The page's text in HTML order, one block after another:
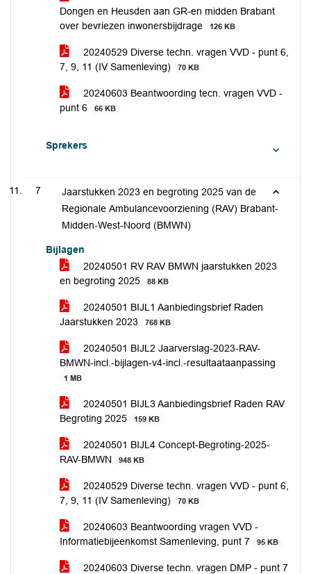
Dongen en Heusden aan GR-en midden Brabant
over bevriezen inwonersbijdrage
126 KB
20240529 Diverse techn. vragen VVD - punt 6,
7, 9, 11 (IV Samenleving)
70 KB
20240603 Beantwoording tecn. vragen VVD -
punt 6
66 KB
Sprekers
7
Jaarstukken 2023 en begroting 2025 van de
Regionale Ambulancevoorziening (RAV) Brabant-
Midden-West-Noord (BMWN)
Bijlagen
20240501 RV RAV BMWN jaarstukken 2023
en begroting 2025
88 KB
20240501 BIJL1 Aanbiedingsbrief Raden
Jaarstukken 2023
768 KB
20240501 BIJL2 Jaarverslag-2023-RAV-
BMWN-incl.-bijlagen-v4-incl.-resultaataanpassing
1 MB
20240501 BIJL3 Aanbiedingsbrief Raden RAV
Begroting 2025
159 KB
20240501 BIJL4 Concept-Begroting-2025-
RAV-BMWN
948 KB
20240529 Diverse techn. vragen VVD - punt 6,
7, 9, 11 (IV Samenleving)
70 KB
20240603 Beantwoording vragen VVD -
Informatiebijeenkomst Samenleving, punt 7
95 KB
20240603 Diverse techn. vragen DMP - punt 7